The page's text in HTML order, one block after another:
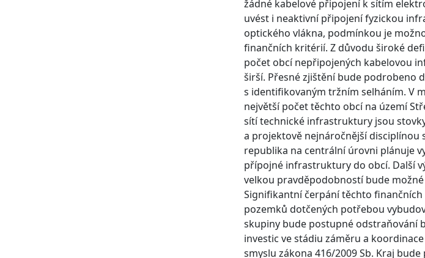
žádné kabelové připojení k sítím
uvést i neaktivní připojení fyzickou
optického vlákna, podmínkou je
finančních kritérií. Z důvodu široké
počet obcí nepřipojených kabelovou
širší. Přesné zjištění bude podrobeno
s identifikovaným tržním selháním. V
největší počet těchto obcí na území
sítí technické infrastruktury jsou
a projektově nejnáročnější disciplínou
republika na centrální úrovni plánuje
přípojné infrastruktury do obcí. Další
velkou pravděpodobností bude možné
Signifikantní čerpání těchto
pozemků dotčených potřebou
skupiny bude postupné odstraňování
investic ve stádiu záměru a
smyslu zákona 416/2009 Sb. Kraj